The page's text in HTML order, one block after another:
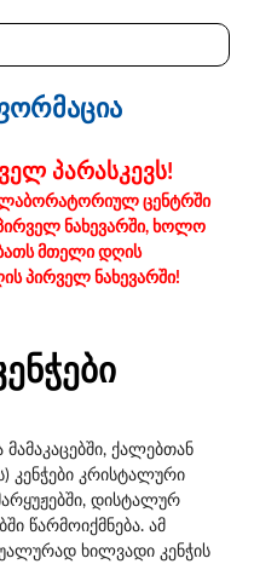
პარასკევს!
ლაბორატორიულ ცენტრში
ნახევარში, ხოლო
მთელი დღის
პირველ ნახევარში!
ქალებთან
კენჭები კრისტალური
დისტალურ
წარმოიქმნება. ამ
ხილვადი კენჭის